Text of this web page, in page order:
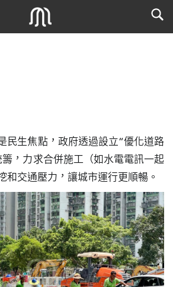
民生焦點，政府透過設立“優化道路
，力求合併施工（如水電電訊一起
和交通壓力，讓城市運行更順暢。